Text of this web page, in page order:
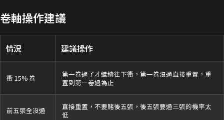
卷軸操作建議
情況 建議操作
衝 15% 卷
第一卷過了才繼續往下衝，第一卷沒過直接重置，重
置到第一卷過為止
前五張全沒過
直接重置，不要賭後五張，後五張要過三張的機率太
低